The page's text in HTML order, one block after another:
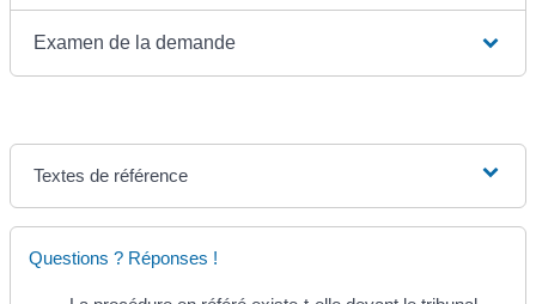
Examen de la demande
Textes de référence
Questions ? Réponses !